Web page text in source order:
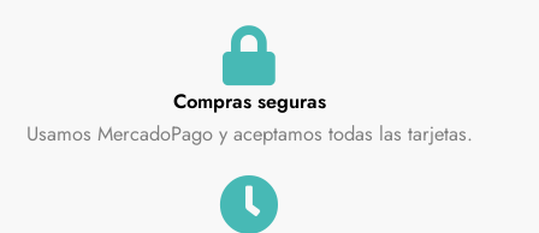
Compras seguras
Usamos MercadoPago y aceptamos todas las tarjetas.